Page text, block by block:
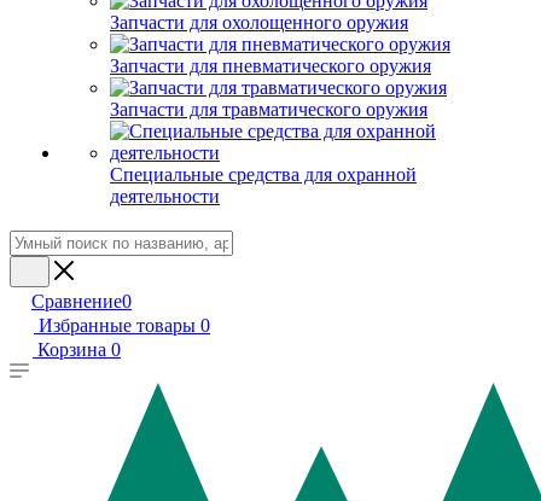
Запчасти для охолощенного оружия
Запчасти для пневматического оружия
Запчасти для травматического оружия
Специальные средства для охранной
деятельности
Сравнение0
Избранные товары 0
Корзина 0